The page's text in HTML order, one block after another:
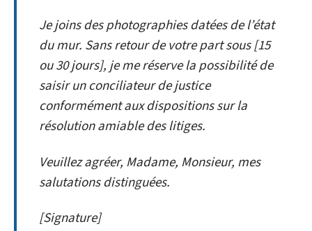
Je joins des photographies datées de l’état
du mur. Sans retour de votre part sous [15
ou 30 jours], je me réserve la possibilité de
saisir un conciliateur de justice
conformément aux dispositions sur la
résolution amiable des litiges.
Veuillez agréer, Madame, Monsieur, mes
salutations distinguées.
[Signature]